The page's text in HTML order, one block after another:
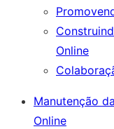
Online
Manutenção
Online